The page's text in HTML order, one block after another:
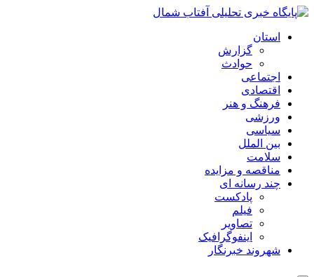
استان
گزارش
حوادث
اجتماعی
اقتصادی
فرهنگ و هنر
ورزشی
سیاسی
بین الملل
سلامت
مناقصه و مزایده
چند رسانه ای
پادکست
فیلم
تصاویر
اینفوگرافیک
شهروند خبرنگار